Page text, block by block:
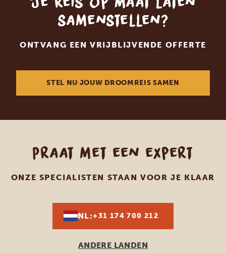
samenstellen?
ONTVANG EEN VRIJBLIJVENDE OFFERTE
STEL NU JOUW DROOMREIS SAMEN
Praat met een expert
ONZE SPECIALISTEN STAAN VOOR JE KLAAR
NL:+31 174 700 212
ANDERE LANDEN